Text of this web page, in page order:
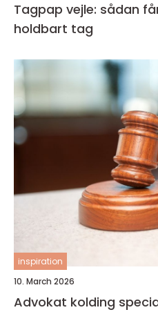
Tagpap vejle: sådan
holdbart tag
inspiration
10. March 2026
Advokat kolding specialiseret hjælp til